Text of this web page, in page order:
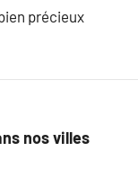
précieux
nos villes